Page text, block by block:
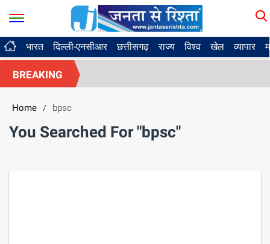
भारत दिल्ली-एनसीआर छत्तीसगढ़ राज्य विश्व खेल व्यापार
BREAKING
Home / bpsc
You Searched For "bpsc"